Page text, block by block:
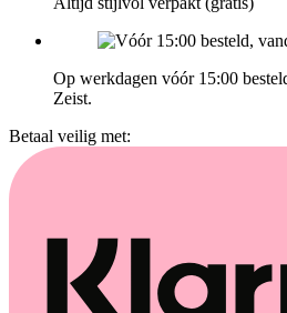
Op werkdagen vóór 15:00
Zeist.
Betaal veilig met: